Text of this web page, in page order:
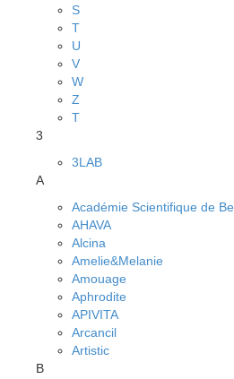
S
T
U
V
W
Z
Т
3
3LAB
A
Académie Scientifique de Be
AHAVA
Alcina
Amelie&Melanie
Amouage
Aphrodite
APIVITA
Arcancil
Artistic
B